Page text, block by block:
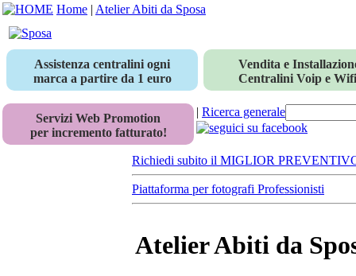
Home | Atelier Abiti da Sposa
Assistenza centralini ogni
marca a partire da 1 euro
Vendita e
Centralini Voip e
Servizi Web Promotion
per incremento fatturato!
| Ricerca generale
Richiedi subito il MIGLIOR
Piattaforma per fotografi Professionisti
Atelier Abiti da